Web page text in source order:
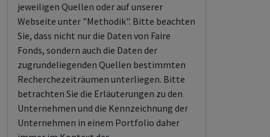
jeweiligen Quellen oder auf unserer
Webseite unter "Methodik". Bitte beachten
Sie, dass nicht nur die Daten von Faire
Fonds, sondern auch die Daten der
zugrundeliegenden Quellen bestimmten
Recherchezeiträumen unterliegen. Bitte
betrachten Sie die Erläuterungen zu den
Unternehmen und die Kennzeichnung der
Unternehmen in einem Portfolio daher